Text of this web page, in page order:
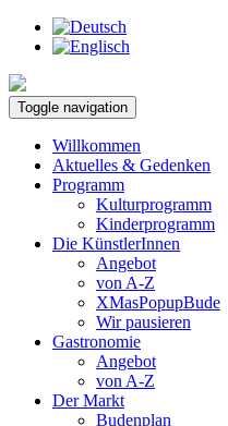
Toggle navigation
Willkommen
Aktuelles & Gedenken
Programm
Kulturprogramm
Kinderprogramm
Die KünstlerInnen
Angebot
von A-Z
XMasPopupBude
Wir pausieren
Gastronomie
Angebot
von A-Z
Der Markt
Budenplan